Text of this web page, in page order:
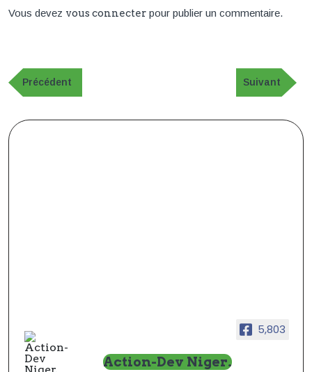
Vous devez vous connecter pour publier un commentaire.
Navigation
dePublication
précédente
Précédent
Article
suivant
Suivant
5,803
Action-Dev Niger.